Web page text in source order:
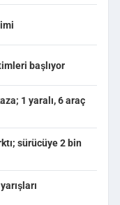
başlıyor
1 yaralı, 6 araç
sürücüye 2 bin